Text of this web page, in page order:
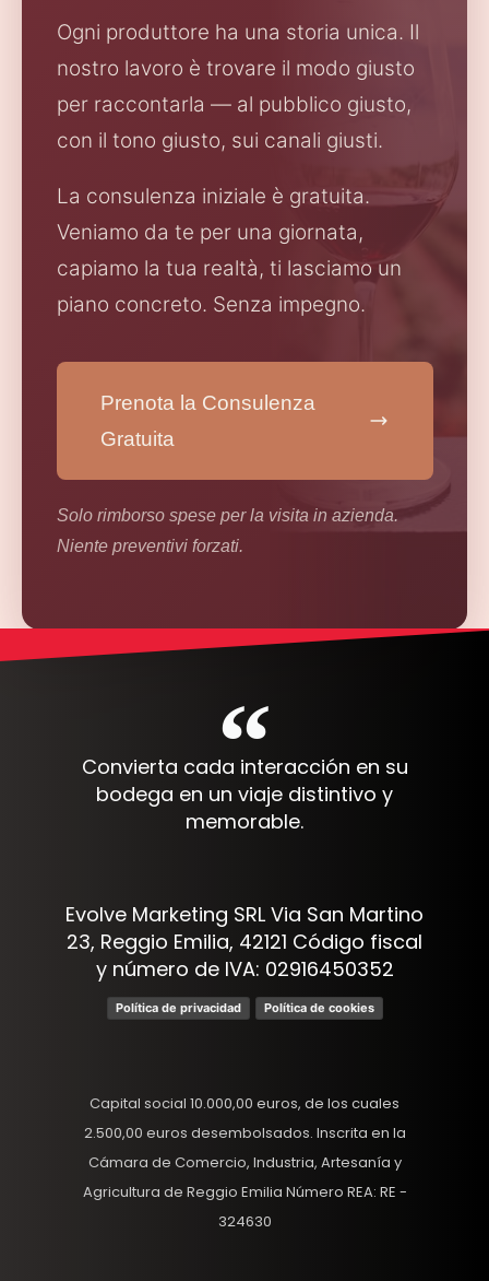
Ogni produttore ha una storia unica. Il
nostro lavoro è trovare il modo giusto
per raccontarla — al pubblico giusto,
con il tono giusto, sui canali giusti.
La consulenza iniziale è gratuita.
Veniamo da te per una giornata,
capiamo la tua realtà, ti lasciamo un
piano concreto. Senza impegno.
Prenota la Consulenza
Gratuita
Solo rimborso spese per la visita in azienda.
Niente preventivi forzati.
Convierta cada interacción en su
bodega en un viaje distintivo y
memorable.
Evolve Marketing SRL Via San Martino
23, Reggio Emilia, 42121 Código fiscal
y número de IVA: 02916450352
Política de privacidad Política de cookies
Capital social 10.000,00 euros, de los cuales
2.500,00 euros desembolsados. Inscrita en la
Cámara de Comercio, Industria, Artesanía y
Agricultura de Reggio Emilia Número REA: RE -
324630